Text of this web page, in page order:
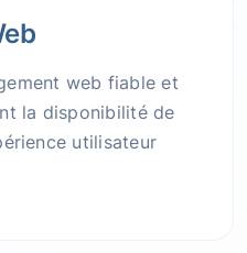
web fiable et
la disponibilité de
utilisateur